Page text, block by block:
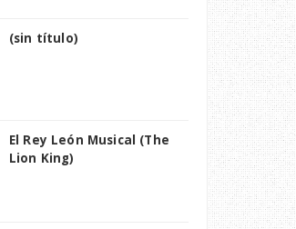
(sin título)
El Rey León Musical (The
Lion King)